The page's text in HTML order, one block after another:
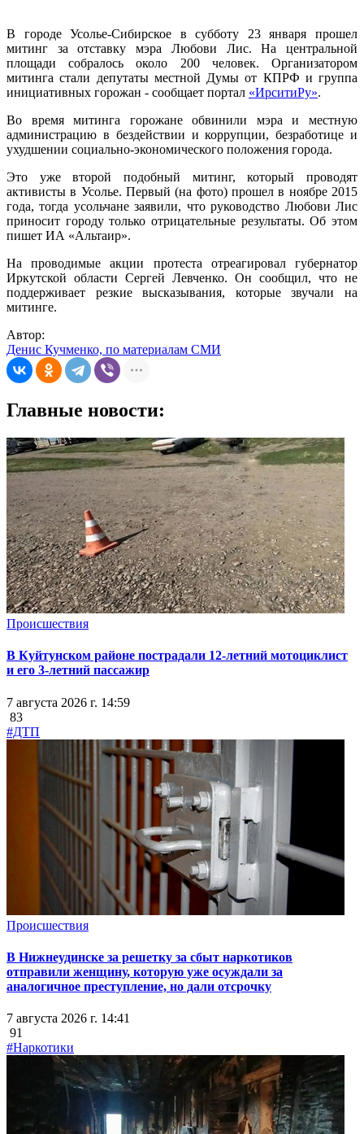
В городе Усолье-Сибирское в субботу 23 января прошел
митинг за отставку мэра Любови Лис. На центральной
площади собралось около 200 человек. Организатором
митинга стали депутаты местной Думы от КПРФ и группа
инициативных горожан - сообщает портал «ИрситиРу».
Во время митинга горожане обвинили мэра и местную
администрацию в бездействии и коррупции, безработице и
ухудшении социально-экономического положения города.
Это уже второй подобный митинг, который проводят
активисты в Усолье. Первый (на фото) прошел в ноябре 2015
года, тогда усольчане заявили, что руководство Любови Лис
приносит городу только отрицательные результаты. Об этом
пишет ИА «Альтаир».
На проводимые акции протеста отреагировал губернатор
Иркутской области Сергей Левченко. Он сообщил, что не
поддерживает резкие высказывания, которые звучали на
митинге.
Автор:
Денис Кучменко, по материалам СМИ
Главные новости:
Происшествия
В Куйтунском районе пострадали 12-летний мотоциклист
и его 3-летний пассажир
7 августа 2026 г. 14:59
83
#ДТП
Происшествия
В Нижнеудинске за решетку за сбыт наркотиков
отправили женщину, которую уже осуждали за
аналогичное преступление, но дали отсрочку
7 августа 2026 г. 14:41
91
#Наркотики